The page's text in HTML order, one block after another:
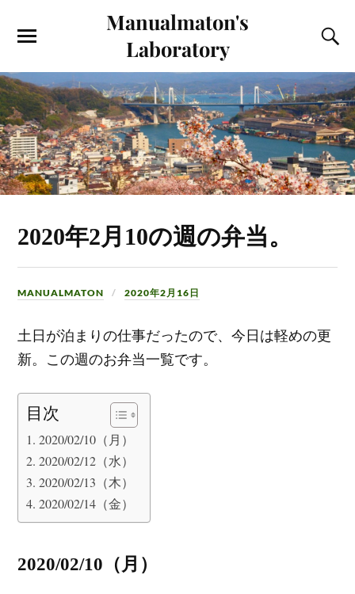
Manualmaton's
Laboratory
2020年2月10の週の弁当。
MANUALMATON 2020年2月16日
土日が泊まりの仕事だったので、今日は軽めの更
新。この週のお弁当一覧です。
目次
2020/02/10（月）
2020/02/12（水）
2020/02/13（木）
2020/02/14（金）
2020/02/10（月）